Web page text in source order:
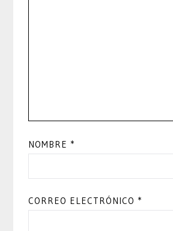
NOMBRE *
CORREO ELECTRÓNICO *